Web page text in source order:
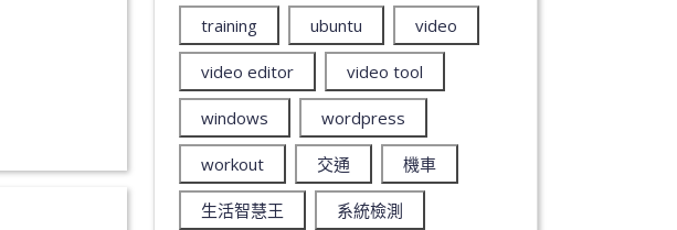
training ubuntu video
video editor video tool
windows wordpress
workout 交通 機車
生活智慧王 系統檢測